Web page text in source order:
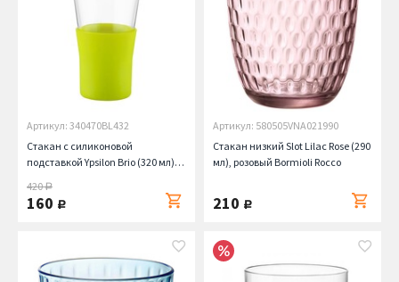
Артикул: 340470BL432
Стакан с силиконовой
подставкой Ypsilon Brio (320 мл),
420руб.
160 руб.
Артикул: 580505VNA021990
Стакан низкий Slot Lilac Rose (290
мл), розовый Bormioli Rocco
210 руб.